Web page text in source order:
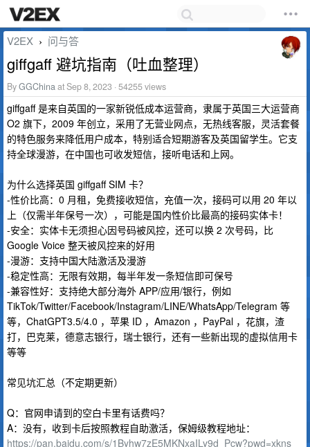
V2EX › 问与答
giffgaff 避坑指南（吐血整理）
ByGGChinaat Sep 8, 2023 · 54255 views
giffgaff 是来自英国的一家新锐低成本运营商，隶属于英国三大运营商
O2 旗下，2009 年创立，采用了无营业网点，无热线客服，灵活套餐
的特色服务来降低用户成本，特别适合短期游客及英国留学生。它支
持全球漫游，在中国也可收发短信，接听电话和上网。
为什么选择英国 giffgaff SIM 卡？
-性价比高：0 月租，免费接收短信，充值一次，接码可以用 20 年以
上（仅需半年保号一次），可能是国内性价比最高的接码实体卡！
-安全：实体卡无须担心因号码被风控，还可以换 2 次号码，比
Google Voice 整天被风控来的好用
-漫游：支持中国大陆激活及漫游
-稳定性高：无限有效期，每半年发一条短信即可保号
-兼容性好：支持绝大部分海外 APP/应用/银行，例如
TikTok/Twitter/Facebook/Instagram/LINE/WhatsApp/Telegram 等
等，ChatGPT3.5/4.0 ，苹果 ID ，Amazon ，PayPal ，花旗，渣
打，巴克莱，德意志银行，瑞士银行，还有一些新出现的虚拟信用卡
等等
常见坑汇总（不定期更新）
Q：官网申请到的空白卡里有话费吗？
A：没有，收到卡后按照教程自助激活，保姆级教程地址：
https://pan.baidu.com/s/1Byhw7zE5MKNxaILy9d_Pcw?pwd=xkns